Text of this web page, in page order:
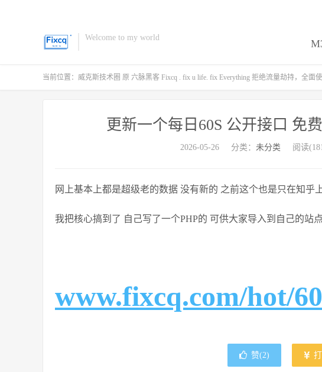
Welcome to my world
当前位置： 威克斯技术圈 原 六脉黑客 Fixcq . fix u life. fix Everything 拒绝流量劫持，全面使
更新一个每日60S 公开接口 免
2026-05-26 分类： 未分类 阅读
网上基本上都是超级老的数据 没有新的 之前这个也是只在知乎
我把核心搞到了 自己写了一个PHP的 可供大家导入到自己的站
www.fixcq.com/hot/
赞(2)